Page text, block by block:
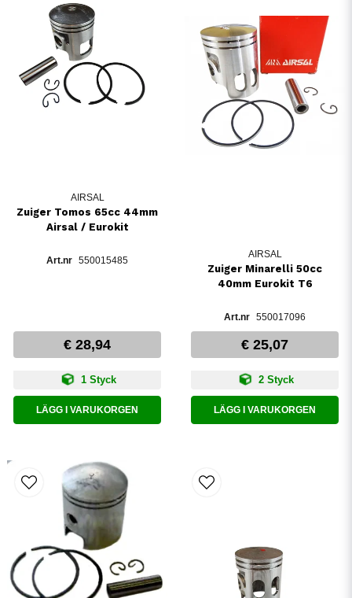
AIRSAL
Zuiger Tomos 65cc 44mm
Airsal / Eurokit
550015485
€ 28,94
1 Styck
LÄGG I VARUKORGEN
AIRSAL
Zuiger Minarelli 50cc
40mm Eurokit T6
550017096
€ 25,07
2 Styck
LÄGG I VARUKORGEN